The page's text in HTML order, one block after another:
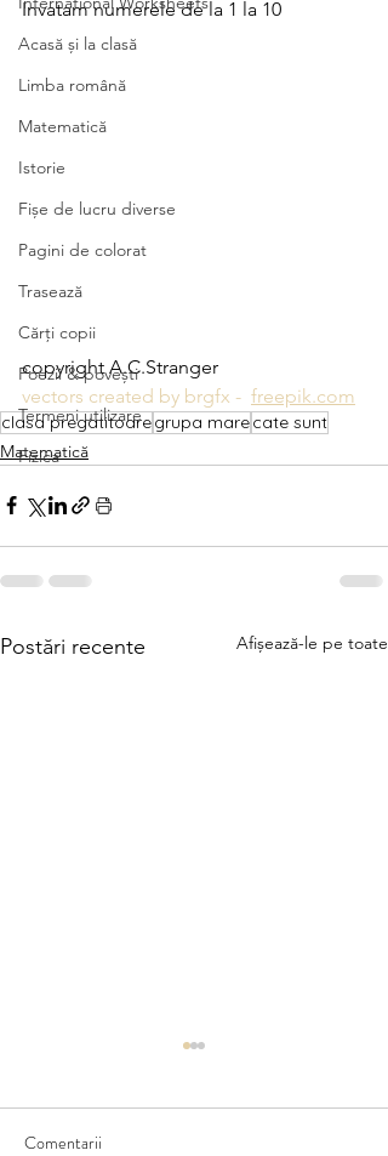
Acasă și la clasă
Limba română
Matematică
Istorie
Fișe de lucru diverse
Pagini de colorat
Trasează
Cărți copii
Poezii & povești
Termeni utilizare
Fizica
Invatam numerele de la 1 la 10
copyright A.C.Stranger
vectors created by brgfx - freepik.com
clasa pregatitoaregrupa marecate sunt
Matematică
Postări recente Afișează-le pe toate
Comentarii